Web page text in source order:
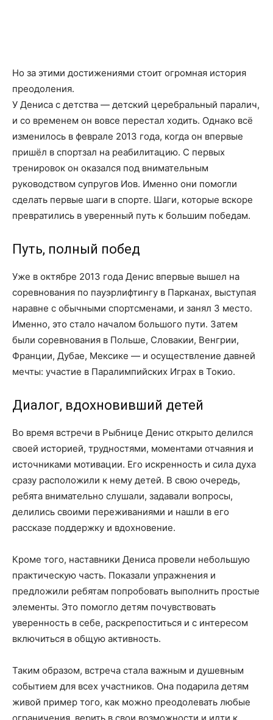
Но за этими достижениями стоит огромная история
преодоления.
У Дениса с детства — детский церебральный паралич,
и со временем он вовсе перестал ходить. Однако всё
изменилось в феврале 2013 года, когда он впервые
пришёл в спортзал на реабилитацию. С первых
тренировок он оказался под внимательным
руководством супругов Иов. Именно они помогли
сделать первые шаги в спорте. Шаги, которые вскоре
превратились в уверенный путь к большим победам.
Путь, полный побед
Уже в октябре 2013 года Денис впервые вышел на
соревнования по пауэрлифтингу в Парканах, выступая
наравне с обычными спортсменами, и занял 3 место.
Именно, это стало началом большого пути. Затем
были соревнования в Польше, Словакии, Венгрии,
Франции, Дубае, Мексике — и осуществление давней
мечты: участие в Паралимпийских Играх в Токио.
Диалог, вдохновивший детей
Во время встречи в Рыбнице Денис открыто делился
своей историей, трудностями, моментами отчаяния и
источниками мотивации. Его искренность и сила духа
сразу расположили к нему детей. В свою очередь,
ребята внимательно слушали, задавали вопросы,
делились своими переживаниями и нашли в его
рассказе поддержку и вдохновение.
Кроме того, наставники Дениса провели небольшую
практическую часть. Показали упражнения и
предложили ребятам попробовать выполнить простые
элементы. Это помогло детям почувствовать
уверенность в себе, раскрепоститься и с интересом
включиться в общую активность.
Таким образом, встреча стала важным и душевным
событием для всех участников. Она подарила детям
живой пример того, как можно преодолевать любые